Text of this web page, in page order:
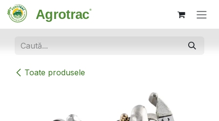
Sari la conținut
Toate produsele